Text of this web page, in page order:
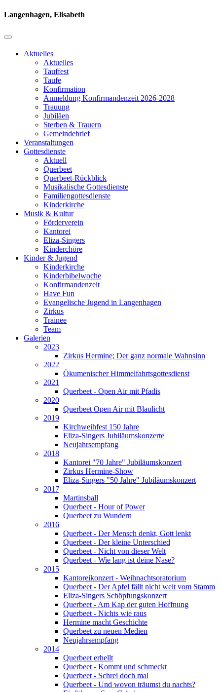
Langenhagen, Elisabeth
Aktuelles
Aktuelles
Tauffest
Taufe
Konfirmation
Anmeldung Konfirmandenzeit 2026-2028
Trauung
Jubiläen
Sterben & Trauern
Gemeindebrief
Veranstaltungen
Gottesdienste
Aktuell
Querbeet
Querbeet-Rückblick
Musikalische Gottesdienste
Familiengottesdienste
Kinderkirche
Musik & Kultur
Förderverein
Kantorei
Eliza-Singers
Kinderchöre
Kinder & Jugend
Kinderkirche
Kinderbibelwoche
Konfirmandenzeit
Have Fun
Evangelische Jugend in Langenhagen
Zirkus
Trainee
Team
Galerien
2023
Zirkus Hermine; Der ganz normale Wahnsinn
2022
Ökumenischer Himmelfahrtsgottesdienst
2021
Querbeet - Open Air mit Pfadis
2020
Querbeet Open Air mit Blaulicht
2019
Kirchweihfest 150 Jahre
Eliza-Singers Jubiläumskonzerte
Neujahrsempfang
2018
Kantorei "70 Jahre" Jubiläumskonzert
Zirkus Hermine-Show
Eliza-Singers "50 Jahre" Jubiläumskonzert
2017
Martinsball
Querbeet - Hour of Power
Querbeet zu Wundern
2016
Querbeet - Der Mensch denkt, Gott lenkt
Querbeet - Der kleine Unterschied
Querbeet - Nicht von dieser Welt
Querbeet - Wie lang ist deine Nase?
2015
Kantoreikonzert - Weihnachtsoratorium
Querbeet - Der Apfel fällt nicht weit vom Stamm
Eliza-Singers Schöpfungskonzert
Querbeet - Am Kap der guten Hoffnung
Querbeet - Nichts wie raus
Hermine macht Geschichte
Querbeet zu neuen Medien
Neujahrsempfang
2014
Querbeet erhellt
Querbeet - Kommt und schmeckt
Querbeet - Schrei doch mal
Querbeet - Und wovon träumst du nachts?